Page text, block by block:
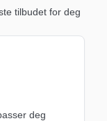
tilbudet for deg
deg